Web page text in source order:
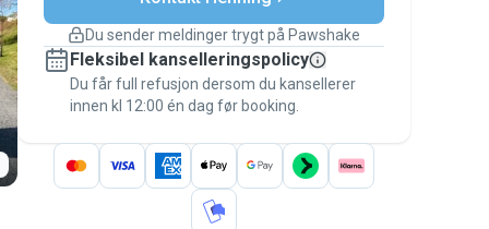
Hold alt på Pawshake – fra første melding til
betaling – så du er dekket avPawshake-
garantien.
Du sender meldinger trygt på Pawshake
Fleksibel kanselleringspolicy
Du får full refusjon dersom du kansellerer
innen kl 12:00 én dag før booking.